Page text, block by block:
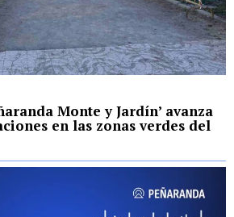
Monte y Jardín’ avanza
en las zonas verdes del